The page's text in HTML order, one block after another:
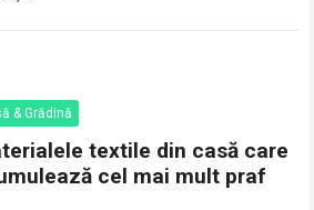
& Grădină
textile din casă care
cel mai mult praf